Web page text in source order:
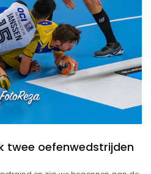
twee oefenwedstrijden